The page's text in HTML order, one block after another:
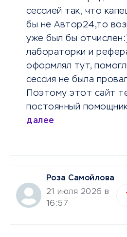
сессией так, что
бы не Автор24,то
уже был бы
лабораторки и
оформлял тут,
сессия не была
Поэтому этот сайт
постоянный
далее
Роза Самойлова
21 июля 2026 в
16:57
1